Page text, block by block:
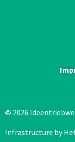
© 2026
Infrastructure by